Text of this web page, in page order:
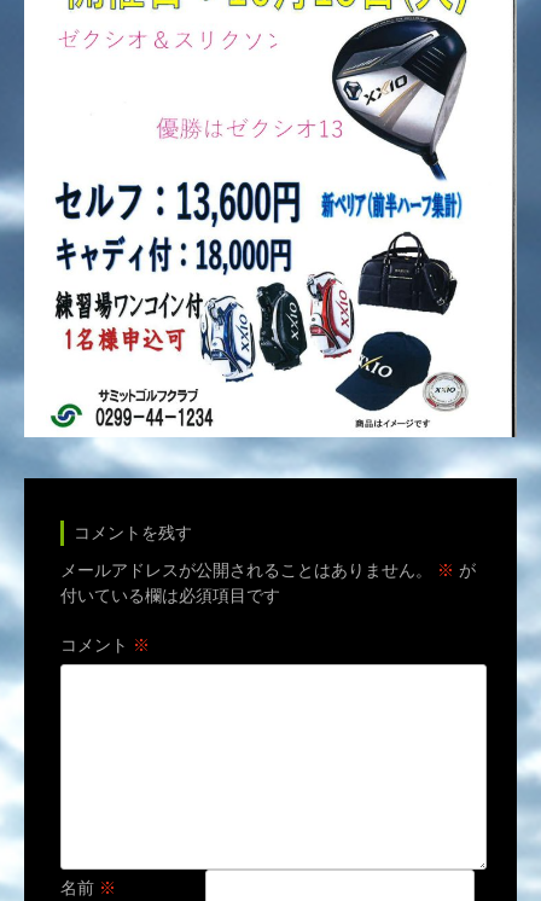
コメントを残す
メールアドレスが公開されることはありません。
※ が
付いている欄は必須項目です
コメント ※
名前 ※